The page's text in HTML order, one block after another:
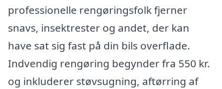
professionelle rengøringsfolk fjerner
snavs, insektrester og andet, der kan
have sat sig fast på din bils overflade.
Indvendig rengøring begynder fra 550 kr.
og inkluderer støvsugning, aftørring af